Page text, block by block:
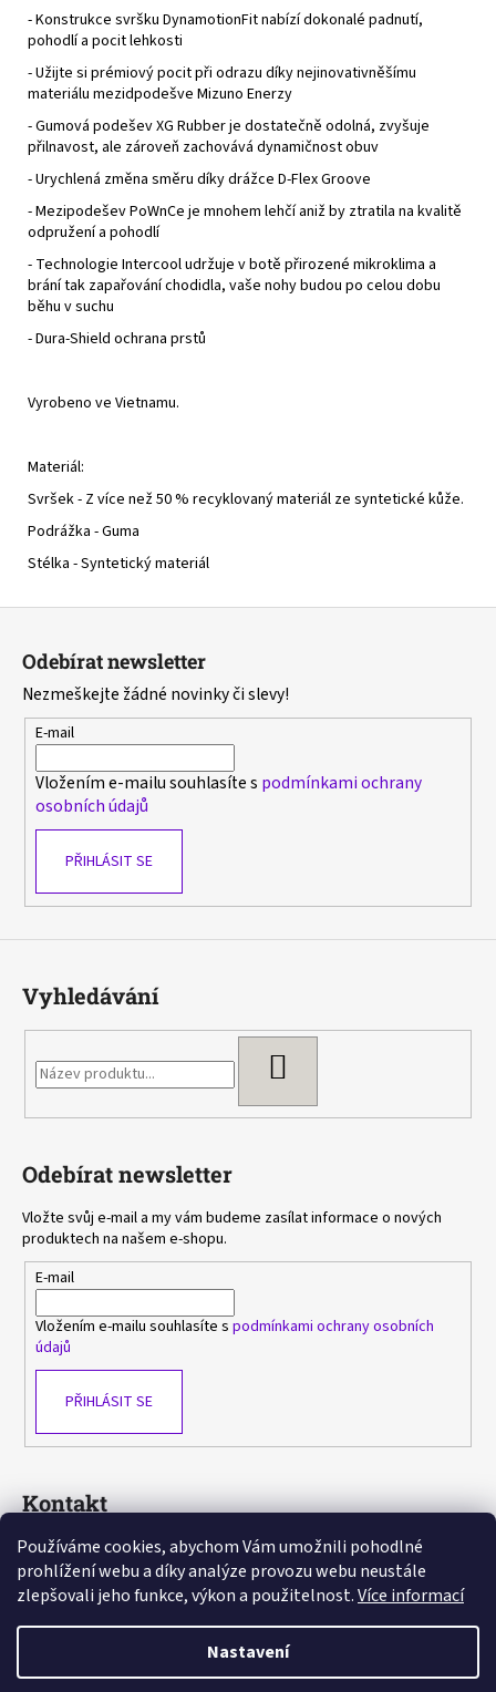
Používáme cookies, abychom Vám umožnili pohodlné
prohlížení webu a díky analýze provozu webu neustále
zlepšovali jeho funkce, výkon a použitelnost.Více informací
Nastavení
- Konstrukce svršku DynamotionFit nabízí dokonalé padnutí,
pohodlí a pocit lehkosti
- Užijte si prémiový pocit při odrazu díky nejinovativněšímu
materiálu mezidpodešve Mizuno Enerzy
- Gumová podešev XG Rubber je dostatečně odolná, zvyšuje
přilnavost, ale zároveň zachovává dynamičnost obuv
- Urychlená změna směru díky drážce D-Flex Groove
- Mezipodešev PoWnCe je mnohem lehčí aniž by ztratila na kvalitě
odpružení a pohodlí
- Technologie Intercool udržuje v botě přirozené mikroklima a
brání tak zapařování chodidla, vaše nohy budou po celou dobu
běhu v suchu
- Dura-Shield ochrana prstů
Vyrobeno ve Vietnamu.
Materiál:
Svršek - Z více než 50 % recyklovaný materiál ze syntetické kůže.
Podrážka - Guma
Stélka - Syntetický materiál
Odebírat newsletter
Nezmeškejte žádné novinky či slevy!
E-mail
Vložením e-mailu souhlasíte s podmínkami ochrany
osobních údajů
PŘIHLÁSIT SE
Vyhledávání
Odebírat newsletter
Vložte svůj e-mail a my vám budeme zasílat informace o nových
produktech na našem e-shopu.
E-mail
Vložením e-mailu souhlasíte s podmínkami ochrany osobních
údajů
PŘIHLÁSIT SE
Kontakt
sasa@ avlka.cz
+420 603 778 892
https://www.facebook.com/avlka